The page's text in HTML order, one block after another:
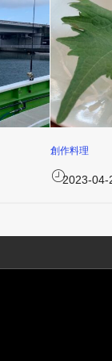
創作料理
2023-04-